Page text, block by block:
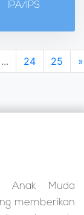
IPA/IPS
... 24 25 »
Anak Muda
memberikan